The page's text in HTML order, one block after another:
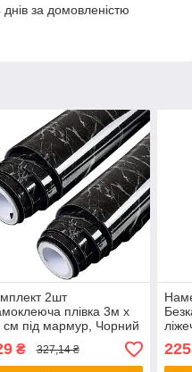
за домовленістю
2шт
плівка 3м х
см під мармур, Чорний
плівка
для кухні
₴ 327,14 ₴ 225